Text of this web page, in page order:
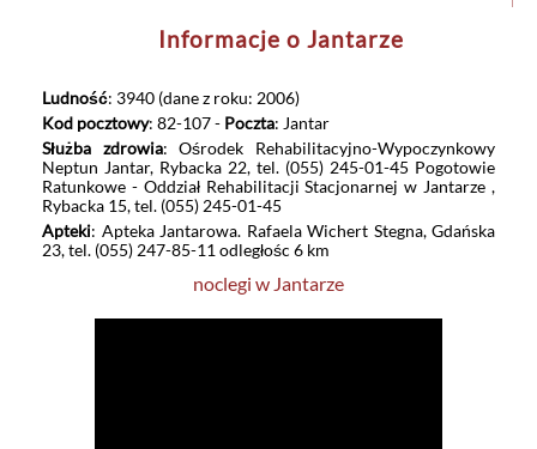
Informacje o Jantarze
Ludność: 3940 (dane z roku: 2006)
Kod pocztowy: 82-107 - Poczta: Jantar
Służba zdrowia: Ośrodek Rehabilitacyjno-Wypoczynkowy
Neptun Jantar, Rybacka 22, tel. (055) 245-01-45 Pogotowie
Ratunkowe - Oddział Rehabilitacji Stacjonarnej w Jantarze ,
Rybacka 15, tel. (055) 245-01-45
Apteki: Apteka Jantarowa. Rafaela Wichert Stegna, Gdańska
23, tel. (055) 247-85-11 odległośc 6 km
noclegi w Jantarze